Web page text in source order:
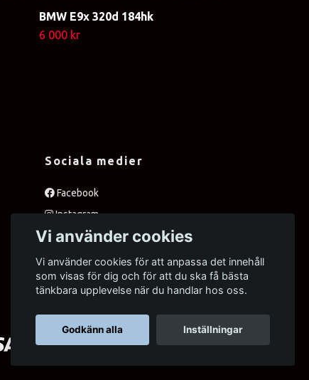
BMW E9x 320d 184hk
6 000 kr
Sociala medier
Facebook
Instagram
Twitter
Vi använder cookies
Vi använder cookies för att anpassa det innehåll
som visas för dig och för att du ska få bästa
tänkbara upplevelse när du handlar hos oss.
Godkänn alla Inställningar